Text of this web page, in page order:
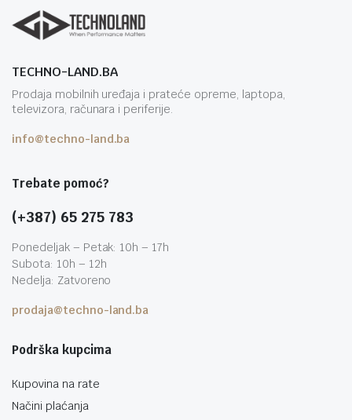
TECHNO-LAND.BA
Prodaja mobilnih uređaja i prateće opreme, laptopa,
televizora, računara i periferije.
info@techno-land.ba
Trebate pomoć?
(+387) 65 275 783
Ponedeljak – Petak: 10h – 17h
Subota: 10h – 12h
Nedelja: Zatvoreno
prodaja@techno-land.ba
Podrška kupcima
Kupovina na rate
Načini plaćanja